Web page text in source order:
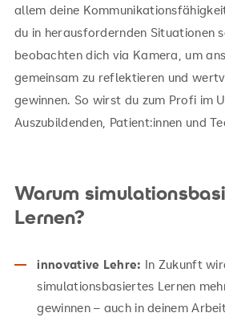
allem deine
du in herausfordernden Situationen
beobachten dich via Kamera, um
gemeinsam zu reflektieren und
gewinnen. So wirst du zum Profi im
Auszubildenden, Patient:innen und
Warum
Lernen?
innovative Lehre: In Zukunft
simulationsbasiertes Lernen
gewinnen – auch in deinem